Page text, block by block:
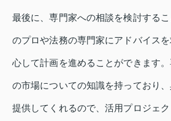
最後に、専門家への相談を検討する
のプロや法務の専門家にアドバイス
心して計画を進めることができます
の市場についての知識を持っており
提供してくれるので、活用プロジェ